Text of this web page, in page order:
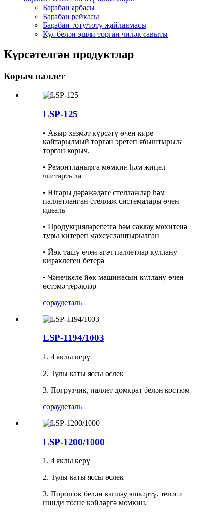
Барабан арбасы
Барабан рейкасы
Барабан тоту/тоту җайланмасы
Кул белән эшли торган чиләк савыты
Күрсәтелгән продуктлар
Корыч паллет
LSP-125
• Авыр хезмәт күрсәтү өчен кире
кайтарылмый торган эретеп ябыштырыла
торган корыч.
• Ремонтланырга мөмкин һәм җиңел
чистартыла
• Югары дәрәҗәдәге стеллажлар һәм
паллетланган стеллаж системалары өчен
идеаль
• Продукцияләрегезгә һәм саклау мохитенә
туры китереп махсуслаштырылган
• Йөк ташу өчен агач паллетлар куллану
кирәклеген бетерә
• Чәнечкеле йөк машинасын куллану өчен
өстәмә терәкләр
сораудеталь
LSP-1194/1003
1. 4 яклы керү
2. Тулы каты яссы өслек
3. Погрузчик, паллет домкрат белән костюм
сораудеталь
LSP-1200/1000
1. 4 яклы керү
2. Тулы каты яссы өслек
3. Порошок белән каплау эшкәртү, теләсә
нинди төсне көйләргә мөмкин.